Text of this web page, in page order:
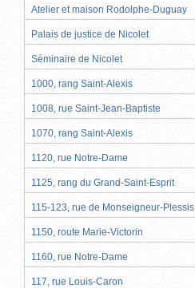
Atelier et maison Rodolphe-Duguay
Palais de justice de Nicolet
Séminaire de Nicolet
1000, rang Saint-Alexis
1008, rue Saint-Jean-Baptiste
1070, rang Saint-Alexis
1120, rue Notre-Dame
1125, rang du Grand-Saint-Esprit
115-123, rue de Monseigneur-Plessis
1150, route Marie-Victorin
1160, rue Notre-Dame
117, rue Louis-Caron